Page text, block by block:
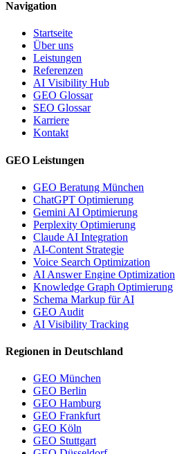
Navigation
Startseite
Über uns
Leistungen
Referenzen
AI Visibility Hub
GEO Glossar
SEO Glossar
Karriere
Kontakt
GEO Leistungen
GEO Beratung München
ChatGPT Optimierung
Gemini AI Optimierung
Perplexity Optimierung
Claude AI Integration
AI-Content Strategie
Voice Search Optimization
AI Answer Engine Optimization
Knowledge Graph Optimierung
Schema Markup für AI
GEO Audit
AI Visibility Tracking
Regionen in Deutschland
GEO München
GEO Berlin
GEO Hamburg
GEO Frankfurt
GEO Köln
GEO Stuttgart